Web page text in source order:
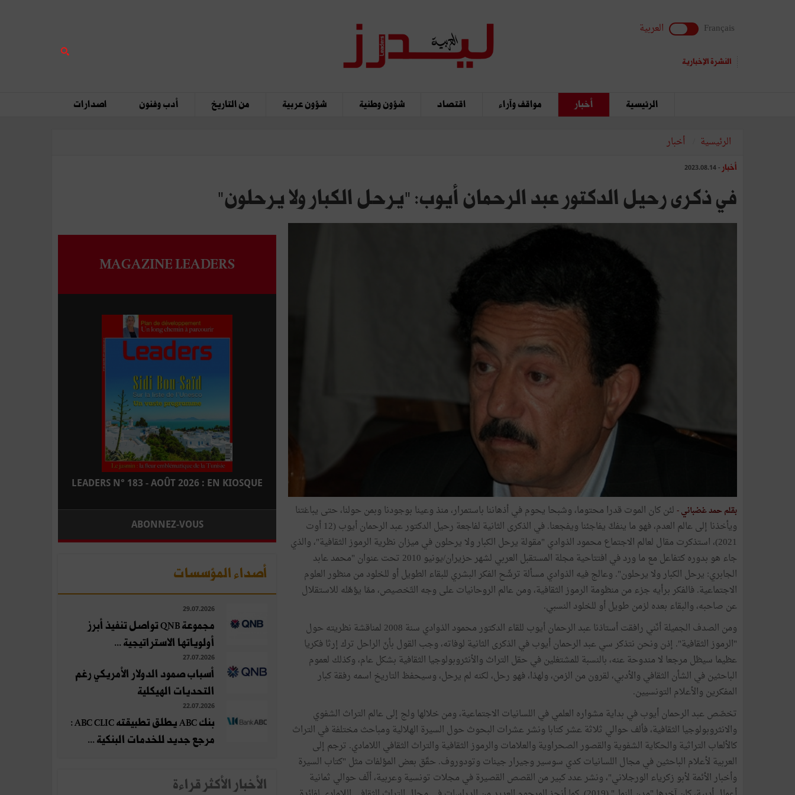
Français العربية
النشرة الإخبارية
الرئيسية أخبار مواقف وآراء اقتصاد شؤون وطنية شؤون عربية من التاريخ أدب وفنون اصدارات
الرئيسية أخبار
أخبار - 2023.08.14
في ذكرى رحيل الدكتور عبد الرحمان أيوب: "يرحل الكبار ولا يرحلون"
بقلم حمد غضباني - لئن كان الموت قدرا محتوما، وشبحا يحوم في أذهاننا باستمرار، منذ وعينا بوجودنا وبمن حولنا، حتى يباغتنا
ويأخذنا إلى عالم العدم، فهو ما ينفكّ يفاجئنا ويفجعنا. في الذكرى الثانية لفاجعة رحيل الدكتور عبد الرحمان أيوب (12 أوت
2021)، استذكرت مقال لعالم الاجتماع محمود الذوادي "مقولة يرحل الكبار ولا يرحلون في ميزان نظرية الرموز الثقافية"، والذي
جاء هو بدوره كتفاعل مع ما ورد في افتتاحية مجلة المستقبل العربي لشهر حزيران/يونيو 2010 تحت عنوان "محمد عابد
الجابري: يرحل الكبار ولا يرحلون". وعالج فيه الذوادي مسألة ترشّح الفكر البشري للبقاء الطويل أو للخلود من منظور العلوم
الاجتماعية. فالفكر برأيه جزء من منظومة الرموز الثقافية، ومن عالم الروحانيات على وجه التّخصيص، ممّا يؤهّله للاستقلال
عن صاحبه، والبقاء بعده لزمن طويل أو للخلود النسبي.
ومن الصدف الجميلة أنّني رافقت أستاذنا عبد الرحمان أيوب للقاء الدكتور محمود الذوادي سنة 2008 لمناقشة نظريته حول
"الرموز الثقافية". إذن ونحن نتذكر سي عبد الرحمان أيوب في الذكرى الثانية لوفاته، وجب القول بأنّ الراحل ترك إرثا فكريا
عظيما سيظل مرجعا لا مندوحة عنه، بالنسبة للمشتغلين في حقل التراث والأنثروبولوجيا الثقافية بشكل عام، وكذلك لعموم
الباحثين في الشأن الثقافي والأدبي، لقرون من الزمن، ولهذا، فهو رحل، لكنه لم يرحل، وسيحفظ التاريخ اسمه رفقة كبار
المفكرين والأعلام التونسيين.
تخصّص عبد الرحمان أيوب في بداية مشواره العلمي في اللسانيات الاجتماعية، ومن خلالها ولج إلى عالم التراث الشفوي
والانثروبولوجيا الثقافية، فألف حوالي ثلاثة عشر كتابا ونشر عشرات البحوث حول السيرة الهلالية ومباحث مختلفة في التراث
كالألعاب التراثية والحكاية الشفوية والقصور الصحراوية والعلامات والرموز الثقافية والتراث الثقافي اللامادي. ترجم إلى
العربية لأعلام الباحثين في مجال اللسانيات كدي سوسير وجيرار جينات وتودوروف. حقّق بعض المؤلفات مثل "كتاب السيرة
وأخبار الأئمة لأبو زكرياء الورجلاني"، ونشر عدد كبير من القصص القصيرة في مجلات تونسية وعربية، ألّف حوالي ثمانية
MAGAZINE LEADERS
LEADERS N° 183 - AOÛT 2026 : EN KIOSQUE
ABONNEZ-VOUS
أصداء المؤسسات
29.07.2026
مجموعة QNB تواصل تنفيذ أبرز
أولوياتها الاستراتيجية ...
27.07.2026
أسباب صمود الدولار الأمريكي رغم
التحديات الهيكلية
22.07.2026
بنك ABC يطلق تطبيقته ABC CLIC :
مرجع جديد للخدمات البنكية ...
الأخبار الأكثر قراءة